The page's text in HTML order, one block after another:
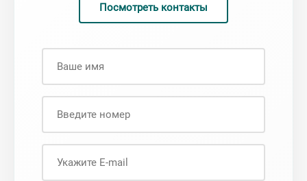
Посмотреть контакты